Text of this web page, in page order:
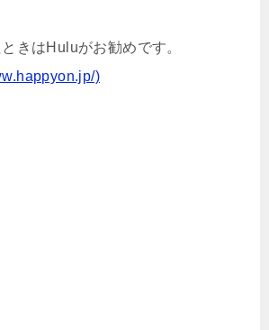
きはHuluがお勧めです。
)